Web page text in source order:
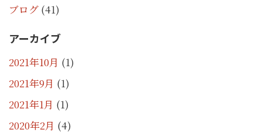
ブログ (41)
アーカイブ
2021年10月 (1)
2021年9月 (1)
2021年1月 (1)
2020年2月 (4)